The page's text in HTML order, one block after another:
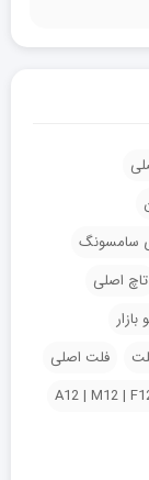
سامسونگ
تاچ اصلی
فلت اصلی